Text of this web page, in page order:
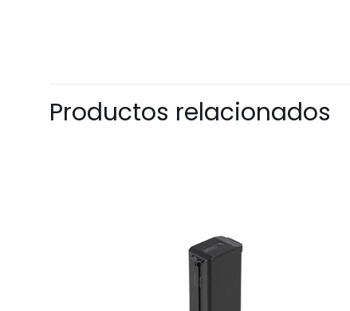
Productos relacionados